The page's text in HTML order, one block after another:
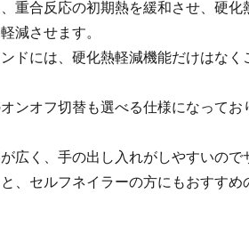
重合反応の初期熱を緩和させ、硬
減させます。
ドには、硬化熱軽減機能だけはなく
ンオフ切替も選べる仕様になってお
広く、手の出し入れがしやすいので
、セルフネイラーの方にもおすすめ